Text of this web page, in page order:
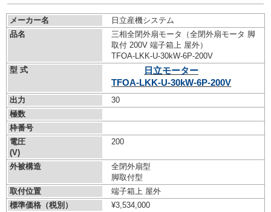
メーカー名
日立産機システム
品名
三相全閉外扇モータ（全閉外扇モータ 脚
取付 200V 端子箱上 屋外）
TFOA-LKK-U-30kW-6P-200V
型 式
日立モーター
TFOA-LKK-U-30kW-6P-200V
出力
30
極数
枠番号
電圧
(V)
200
外被構造
全閉外扇型
脚取付型
取付位置
端子箱上 屋外
標準価格（税別）
¥3,534,000